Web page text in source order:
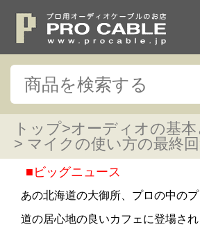
トップ>オーディオの基
> マイクの使い方の最終
■ビッグニュース
あの北海道の大御所、プロの中のプ
道の居心地の良いカフェに登場さ